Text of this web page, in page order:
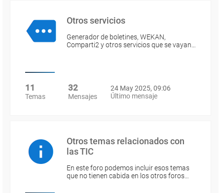
Otros servicios
Generador de boletines, WEKAN,
Comparti2 y otros servicios que se vayan…
11
Temas
32
Mensajes
24 May 2025, 09:06
Último mensaje
Otros temas relacionados con
las TIC
En este foro podemos incluir esos temas
que no tienen cabida en los otros foros…